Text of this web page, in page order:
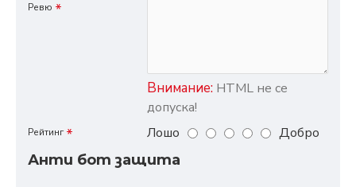
Ревю
Внимание: HTML не се
допуска!
Рейтинг Лошо
Добро
Анти бот защита